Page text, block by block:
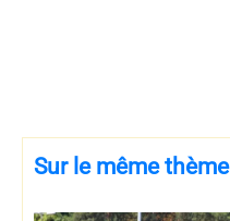
Sur le même thème